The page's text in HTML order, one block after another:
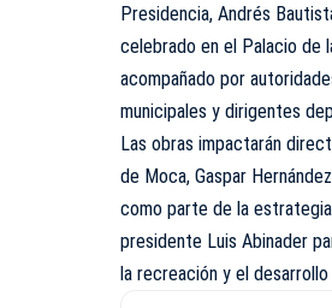
Presidencia, Andrés
celebrado en el Palacio de
acompañado por
municipales y dirigentes
Las obras impactarán
de Moca, Gaspar
como parte de la
presidente Luis Abinader
la recreación y el desarrollo